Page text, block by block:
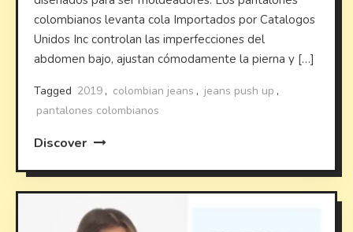
colombianos levanta cola Importados por Catalogos
Unidos Inc controlan las imperfecciones del
abdomen bajo, ajustan cómodamente la pierna y […]
Tagged 2019 , colombian jeans , jeans push up ,
pantalones colombianos
Discover